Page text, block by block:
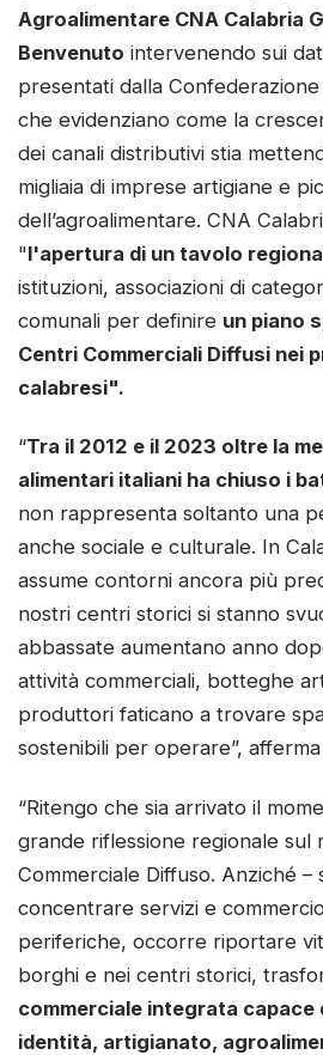
Agroalimentare CNA Calabria
Benvenuto intervenendo sui
presentati dalla
che evidenziano come la
dei canali distributivi stia
migliaia di imprese artigiane e
dell’agroalimentare. CNA
"l'apertura di un tavolo
istituzioni, associazioni di
comunali per definire un piano
Centri Commerciali Diffusi nei
calabresi".
“Tra il 2012 e il 2023 oltre la
alimentari italiani ha chiuso i
non rappresenta soltanto una
anche sociale e culturale. In
assume contorni ancora più
nostri centri storici si stanno
abbassate aumentano anno
attività commerciali, botteghe
produttori faticano a trovare
sostenibili per operare”,
“Ritengo che sia arrivato il
grande riflessione regionale sul
Commerciale Diffuso. Anziché
concentrare servizi e
periferiche, occorre riportare
borghi e nei centri storici,
commerciale integrata capace
identità, artigianato,